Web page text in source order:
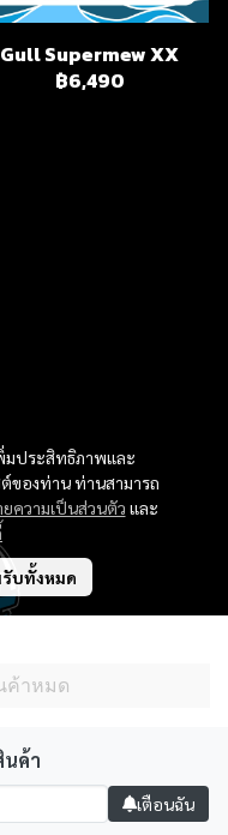
Gull Supermew XX
฿6,490
ค้าหมด
นค้า
เตือนฉัน
มประสิทธิภาพและ
ของท่าน ท่านสามารถ
ยความเป็นส่วนตัว และ
บทั้งหมด
Ari, 3rd Floor